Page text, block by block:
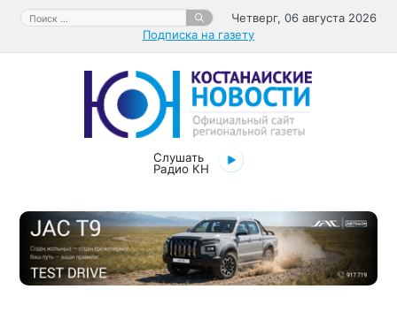
Перейти
содержимому
Поиск:
Четверг, 06 августа 2026
Подписка на газету
Слушать
Радио КН